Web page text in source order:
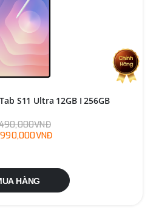
S11 Ultra 12GB I 256GB
HÀNG